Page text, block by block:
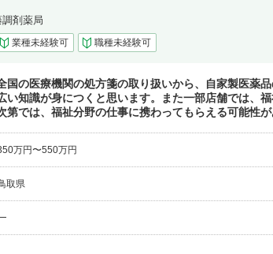
剤薬局
業種未経験可 職種未経験可
国の医療機関の処方箋の取り扱いから、自家製医薬
い知識が身につくと思います。また一部店舗では、
第では、福祉分野の仕事に携わってもらえる可能性が
万円〜550万円
取県